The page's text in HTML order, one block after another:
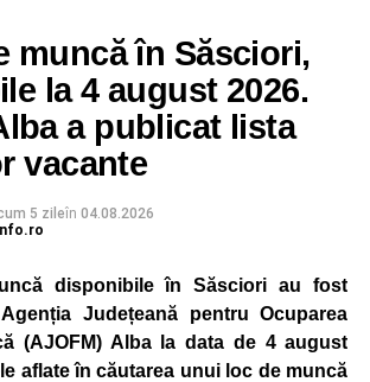
al companiei, măsura va fi aplicată
de necesitățile sistemului energetic.
precizează că evoluția situației
permanent, iar activitatea va reveni la
imediat ce condițiile vor permite.
că oprirea temporară a unor linii
afecta livrările către clienți.
printre cei mai mari consumatori de
din România. O parte din necesarul
prin producția proprie de energie,
panourilor fotovoltaice și al unităților
muncă în Săsciori,
la 4 august 2026.
a publicat lista
vacante
5 zileîn 04.08.2026
disponibile în Săsciori au fost
Județeană pentru Ocuparea
(AJOFM) Alba la data de 4 august
aflate în căutarea unui loc de muncă